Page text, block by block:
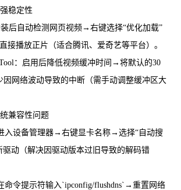
稳定性
装后自动检测网页视频→右键选择“优化加载”
接播放正片（适合腾讯、爱奇艺等平台）。
：启用后降低视频缓冲时间→将默认的30
网络波动导致的中断（需手动调整缓冲区大
兼容性问题
入设备管理器→右键显卡名称→选择“自动搜
动（解决因驱动版本过旧导致的解码错
命令提示符输入`ipconfig/flushdns`→重置网络